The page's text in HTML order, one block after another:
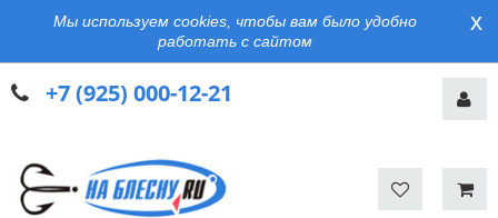
Мы используем cookies, чтобы вам было удобно
работать с сайтом
x
+7 (925) 000-12-21